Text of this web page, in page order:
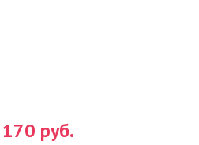
170 руб.